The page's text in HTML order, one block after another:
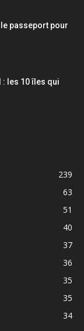
passeport pour
les 10 îles qui
239
63
51
40
37
36
35
35
34